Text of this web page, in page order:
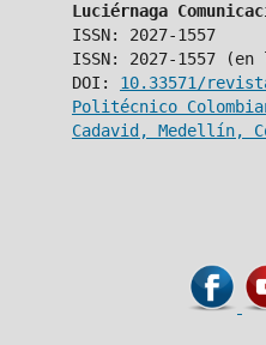
Luciérnaga
ISSN: 2027-1557
ISSN: 2027-1557
DOI: 10.33571/
Politécnico
Cadavid, Medellín,